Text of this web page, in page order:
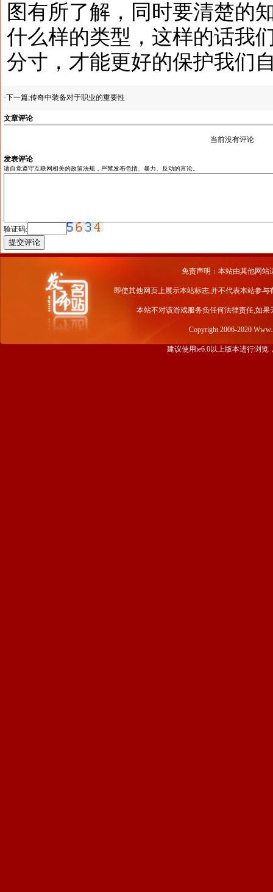
图有所了解，同时要清楚的
什么样的类型，这样的话我
分寸，才能更好的保护我们
·下一篇;传奇中装备对于职业的重要性
文章评论
当前没有评论
发表评论
请自觉遵守互联网相关的政策法规，严禁发布色情、暴力、反动的言论。
验证码:
免责声明：本站由其他网站
即使其他网页上展示本站标志,并不代表本站参
本站不对该游戏服务负任何法律责任,如
Copyright 2006-2020
建议使用ie6.0以上版本进行浏览